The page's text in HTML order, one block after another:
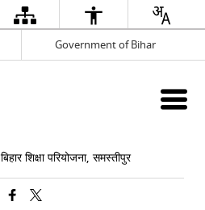
Government of Bihar
बिहार शिक्षा परियोजना, समस्तीपुर